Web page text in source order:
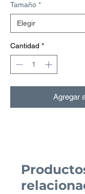
Tamaño *
Elegir
Cantidad *
Agregar